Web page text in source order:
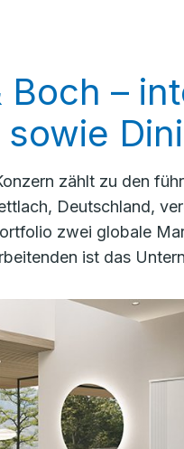
Boch –
zählt zu den
Deutschland,
zwei globale
ist das